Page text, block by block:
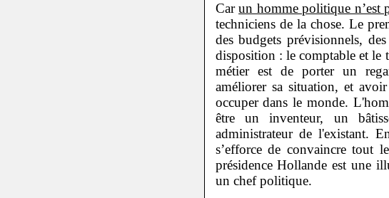
Carun homme politique n’est
techniciens de la chose. Le
des budgets prévisionnels,
disposition : le comptable et le
métier est de porter un
améliorer sa situation, et
occuper dans le monde.
être un inventeur, un
administrateur de l'existant.
s’efforce de convaincre tout
présidence Hollande est une
un chef politique.